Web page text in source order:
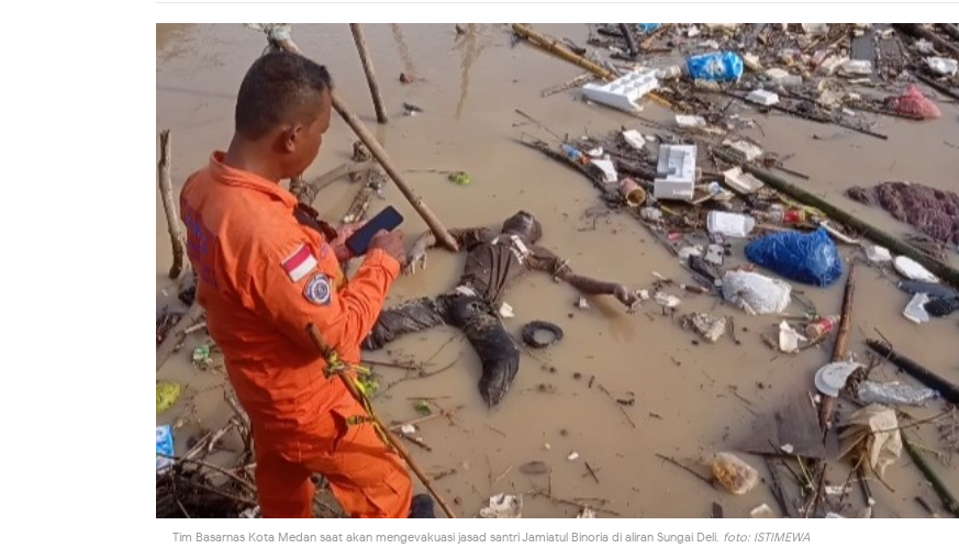
Tim Basarnas Kota Medan saat akan mengevakuasi jasad santri Jamiatul Binoria di aliran Sungai Deli. foto: ISTIMEWA